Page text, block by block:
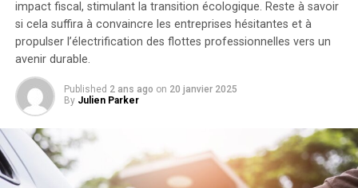
nouvelles technologies et appris de nouvelles
compétences pour rester à la pointe.
Que ce soit en maîtrisant le
algorithmes des réseaux sociaux ou en utilisant de
nouveaux logiciels, l’adaptabilité est essentielle pour
maintenir la compétitivité de votre entreprise.
Croître à un rythme gérable
Intelligent
Le Solarbank 2 AC s’intègre parfaitement dans un
écosystème énergétique intelligent grâce à sa
compatibilité avec le compteur Anker SOLIX Smart et
les prises intelligentes proposées par Anker. cette
consommation électrique tout en réduisant les pertes
énergétiques inutiles. De plus, Anker SOLIX prévoit
d’étendre cette compatibilité aux dispositifs Shelly.
impact fiscal, stimulant la transition écologique. Reste à savoir
si cela suffira à convaincre les entreprises hésitantes et à
propulser l’électrification des flottes professionnelles vers un
avenir durable.
Published 2 ans ago on 20 janvier 2025
By Julien Parker